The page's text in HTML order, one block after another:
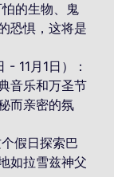
的生物、鬼
恐惧，这将是
11月1日）：
音乐和万圣节
而亲密的氛
假日探索巴
如拉雪兹神父